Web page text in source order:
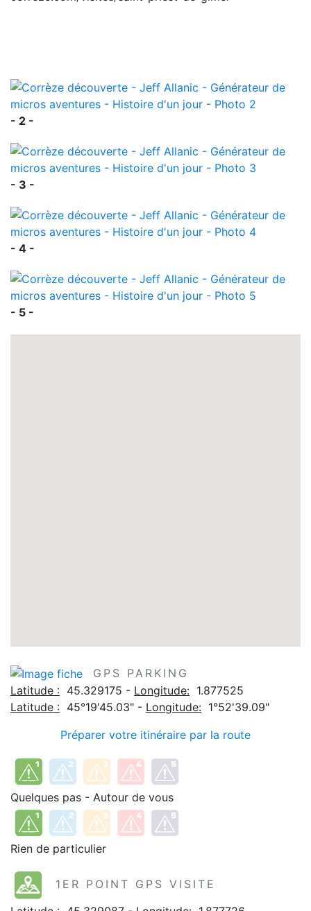
- 2 -
- 3 -
- 4 -
- 5 -
GPS PARKING
Latitude : 45.329175 - Longitude: 1.877525
Latitude : 45°19'45.03" - Longitude: 1°52'39.09"
Préparer votre itinéraire par la route
Quelques pas - Autour de vous
Rien de particulier
1ER POINT GPS VISITE